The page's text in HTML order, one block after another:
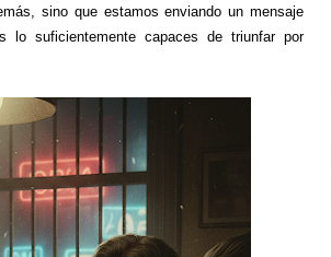
sino que estamos enviando un mensaje
lo suficientemente capaces de triunfar por